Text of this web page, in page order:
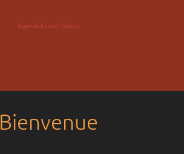
Agenda Expos / Salons
Bienvenue